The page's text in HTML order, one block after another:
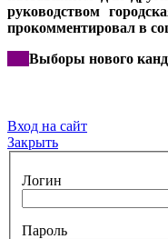
руководством
прокомментировал в
Выборы нового
Вход на сайт
Закрыть
Логин
Пароль